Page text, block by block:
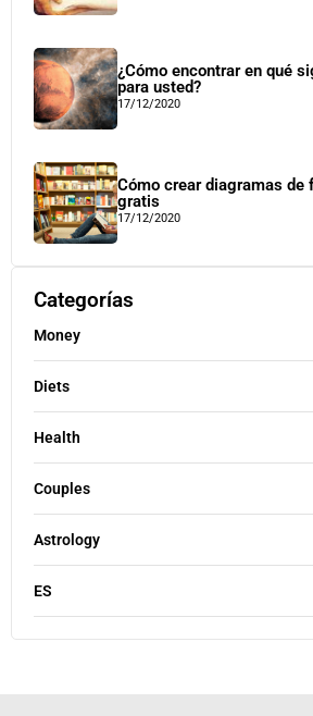
¿Cómo encontrar en qué
para usted?
17/12/2020
Cómo crear diagramas de
gratis
17/12/2020
Categorías
Money
Diets
Health
Couples
Astrology
ES